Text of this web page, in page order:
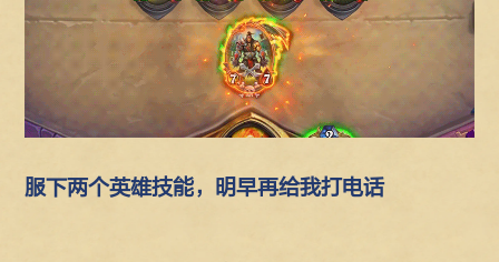
服下两个英雄技能，明早再给我打电话